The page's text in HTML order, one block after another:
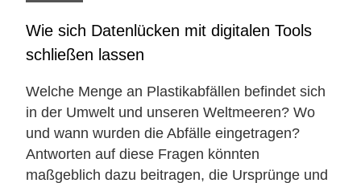
Wie sich Datenlücken mit digitalen Tools
schließen lassen
Welche Menge an Plastikabfällen befindet sich
in der Umwelt und unseren Weltmeeren? Wo
und wann wurden die Abfälle eingetragen?
Antworten auf diese Fragen könnten
maßgeblich dazu beitragen, die Ursprünge und